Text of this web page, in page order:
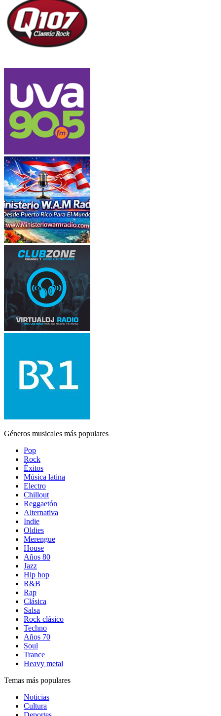
Géneros musicales más populares
Pop
Rock
Éxitos
Música latina
Electro
Chillout
Reggaetón
Alternativa
Indie
Oldies
Merengue
House
Años 80
Jazz
Hip hop
R&B
Rap
Clásica
Salsa
Rock clásico
Techno
Años 70
Soul
Trance
Heavy metal
Temas más populares
Noticias
Cultura